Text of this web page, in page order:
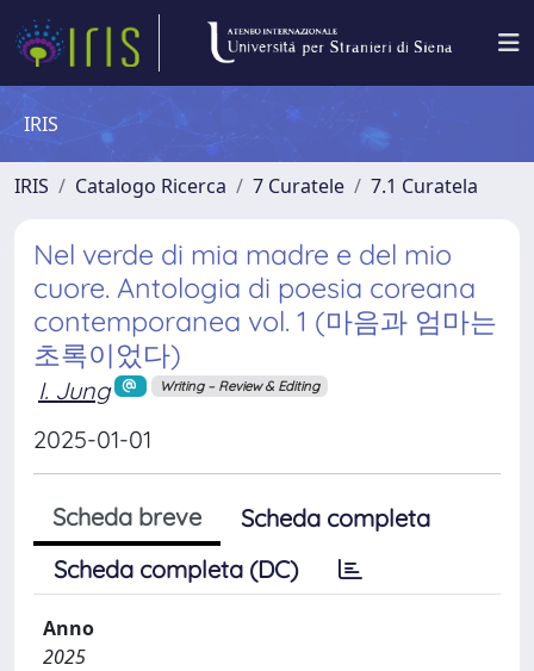
IRIS
IRIS Catalogo Ricerca 7 Curatele 7.1 Curatela
Nel verde di mia madre e del mio
cuore. Antologia di poesia coreana
contemporanea vol. 1 (마음과 엄마는
초록이었다)
I. Jung Writing – Review & Editing
2025-01-01
Scheda breve
Scheda completa
Scheda completa (DC)
Anno
2025